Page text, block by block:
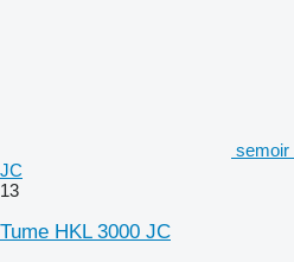
semoir
JC
13
Tume HKL 3000 JC